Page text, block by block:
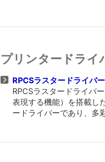
プリンタードライ
RPCSラスタードライバ
RPCSラスタードライバ
表現する機能）を搭載し
ードライバーであり、多